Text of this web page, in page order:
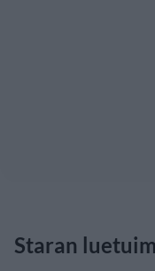
Staran